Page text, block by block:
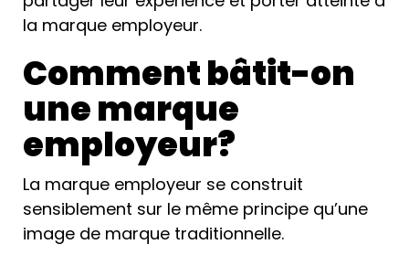
la marque employeur.
Comment bâtit-on
une marque
employeur?
La marque employeur se construit
sensiblement sur le même principe qu’une
image de marque traditionnelle.